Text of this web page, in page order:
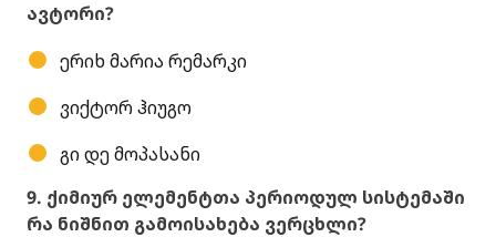
ავტორი?
ერიხ მარია რემარკი
ვიქტორ ჰიუგო
გი დე მოპასანი
9. ქიმიურ ელემენტთა პერიოდულ სისტემაში
რა ნიშნით გამოისახება ვერცხლი?